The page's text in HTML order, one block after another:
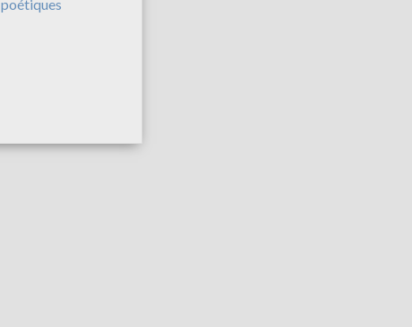
poétiques